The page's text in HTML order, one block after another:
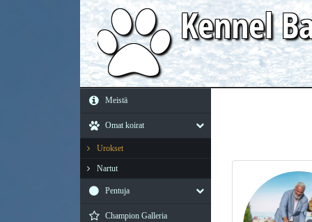
Kennel
Meistä
Omat koirat
Urokset
Nartut
Pentuja
Champion Galleria